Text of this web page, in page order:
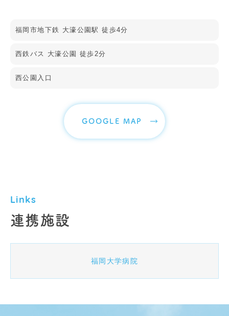
福岡市地下鉄 大濠公園駅 徒歩4分
西鉄バス 大濠公園 徒歩2分
西公園入口
GOOGLE MAP
Links
連携施設
福岡大学病院